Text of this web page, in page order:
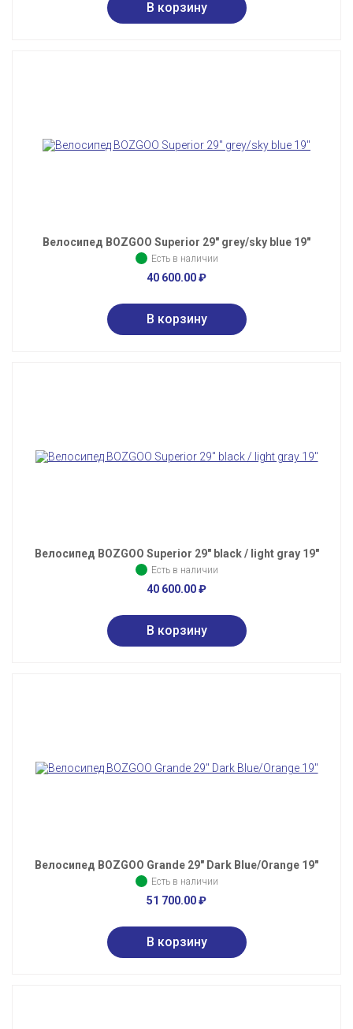
Велосипед BOZGOO Superior 29" grey/sky blue 19"
Есть в наличии
40 600.00₽
Велосипед BOZGOO Superior 29" black / light gray 19"
Есть в наличии
40 600.00₽
Велосипед BOZGOO Grande 29" Dark Blue/Orange 19"
Есть в наличии
51 700.00₽